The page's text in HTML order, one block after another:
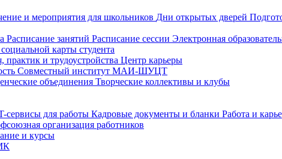
и мероприятия для школьников Дни открытых дверей
Расписание занятий Расписание сессии Электронная
карты студента
практик и трудоустройства Центр карьеры
Совместный институт МАИ-ШУЦТ
объединения Творческие коллективы и клубы
сервисы для работы Кадровые документы и бланки Работа и
организация работников
и курсы